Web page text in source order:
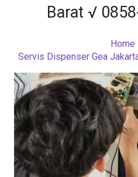
Barat √
Home
Servis Dispenser Gea